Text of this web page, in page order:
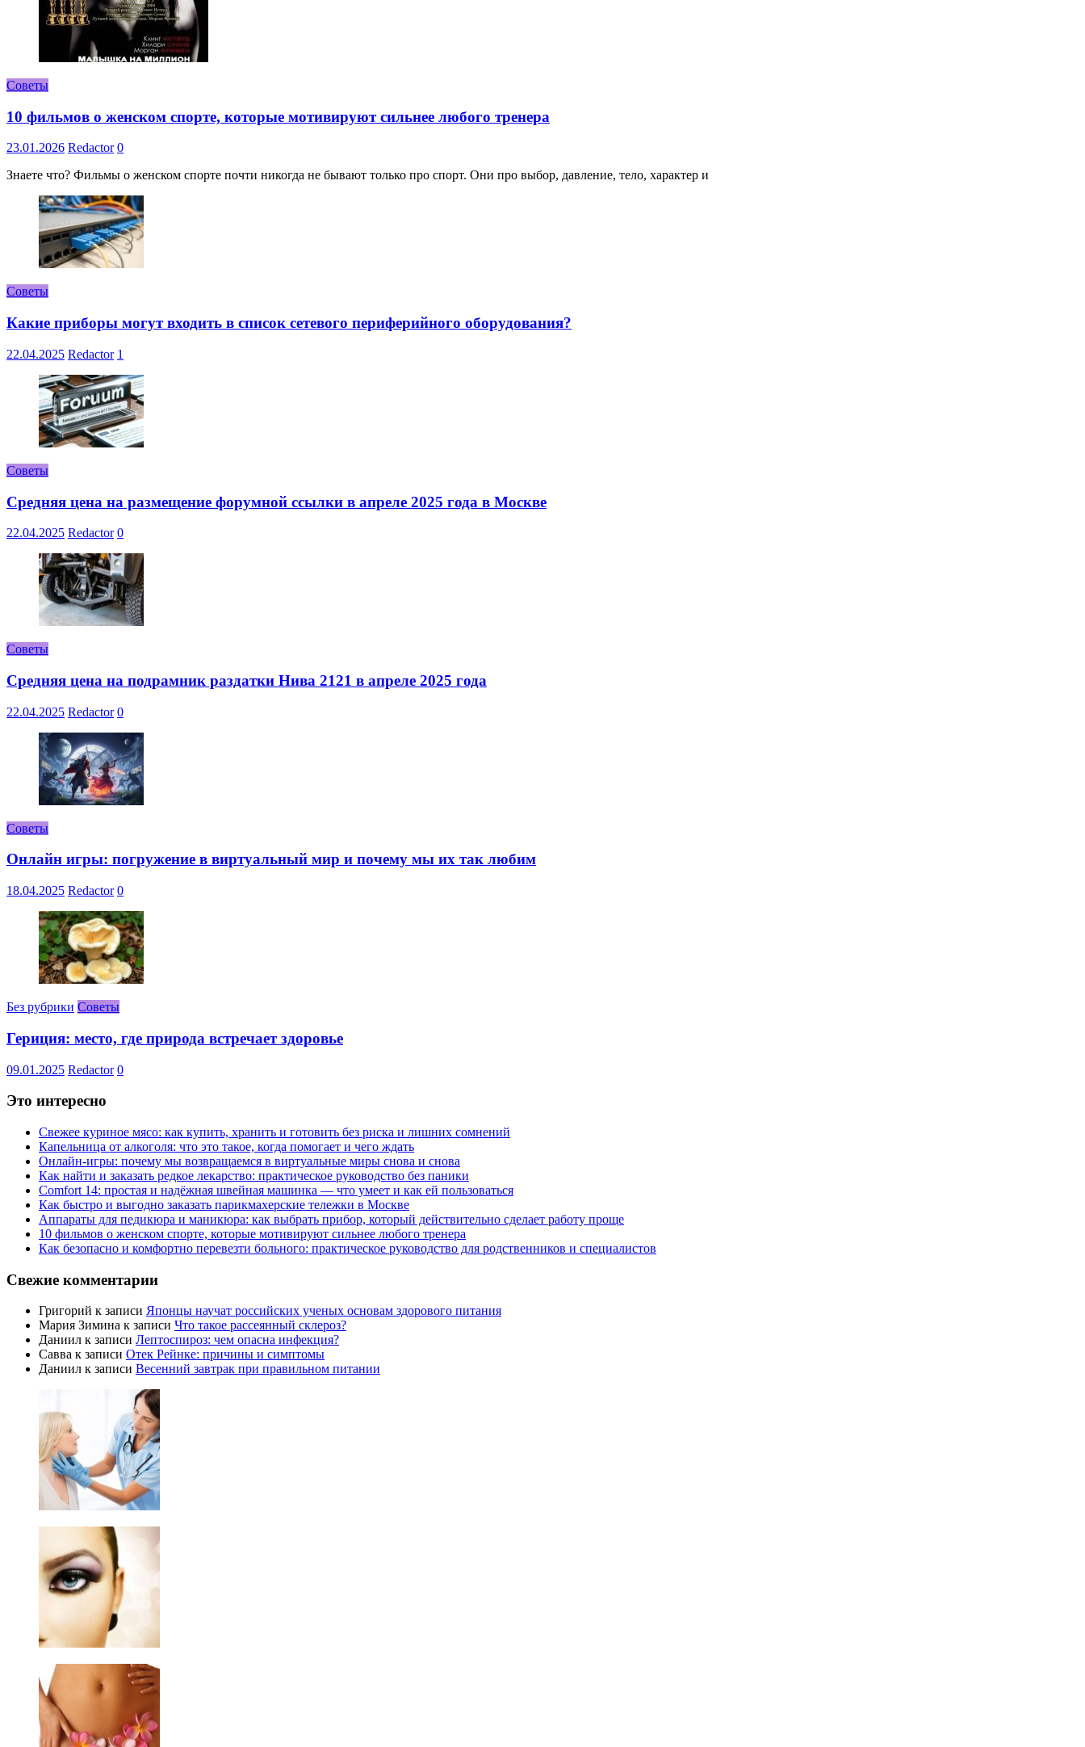
Советы
10 фильмов о женском спорте, которые мотивируют сильнее любого тренера
23.01.2026 Redactor 0
Знаете что? Фильмы о женском спорте почти никогда не бывают только про спорт. Они про выбор, давление, тело, характер и
Советы
Какие приборы могут входить в список сетевого периферийного оборудования?
22.04.2025 Redactor 1
Советы
Средняя цена на размещение форумной ссылки в апреле 2025 года в Москве
22.04.2025 Redactor 0
Советы
Средняя цена на подрамник раздатки Нива 2121 в апреле 2025 года
22.04.2025 Redactor 0
Советы
Онлайн игры: погружение в виртуальный мир и почему мы их так любим
18.04.2025 Redactor 0
Без рубрики Советы
Гериция: место, где природа встречает здоровье
09.01.2025 Redactor 0
Это интересно
Свежее куриное мясо: как купить, хранить и готовить без риска и лишних сомнений
Капельница от алкоголя: что это такое, когда помогает и чего ждать
Онлайн-игры: почему мы возвращаемся в виртуальные миры снова и снова
Как найти и заказать редкое лекарство: практическое руководство без паники
Comfort 14: простая и надёжная швейная машинка — что умеет и как ей пользоваться
Как быстро и выгодно заказать парикмахерские тележки в Москве
Аппараты для педикюра и маникюра: как выбрать прибор, который действительно сделает работу проще
10 фильмов о женском спорте, которые мотивируют сильнее любого тренера
Как безопасно и комфортно перевезти больного: практическое руководство для родственников и специалистов
Свежие комментарии
Григорий к записи Японцы научат российских ученых основам здорового питания
Мария Зимина к записи Что такое рассеянный склероз?
Даниил к записи Лептоспироз: чем опасна инфекция?
Савва к записи Отек Рейнке: причины и симптомы
Даниил к записи Весенний завтрак при правильном питании